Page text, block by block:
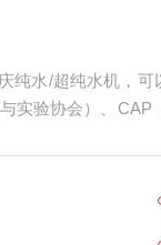
纯水/超纯水机，
实验协会）、